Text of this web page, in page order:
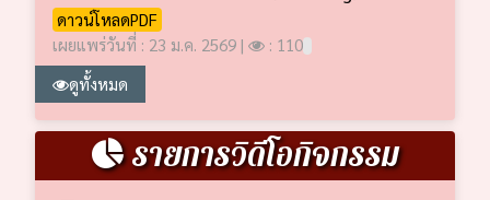
ดาวน์โหลดPDF
เผยแพร่วันที่ : 23 ม.ค. 2569 |
: 110
ดูทั้งหมด
รายการวิดีโอกิจกรรม